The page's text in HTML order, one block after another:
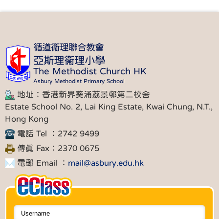
循道衞理聯合教會
亞斯理衞理小學
The Methodist Church HK
Asbury Methodist Primary School
地址：香港新界葵涌荔景邨第二校舍
Estate School No. 2, Lai King Estate, Kwai Chung, N.T.,
Hong Kong
電話 Tel ：2742 9499
傳真 Fax：2370 0675
電郵 Email ： mail@asbury.edu.hk